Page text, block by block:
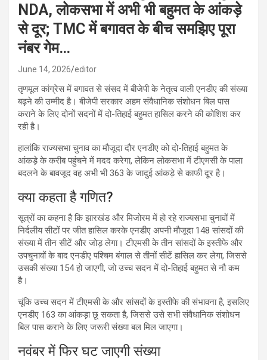
NDA, लोकसभा में अभी भी बहुमत के आंकड़े
से दूर; TMC में बगावत के बीच समझिए पूरा
नंबर गेम…
June 14, 2026 editor
तृणमूल कांग्रेस में बगावत से संसद में बीजेपी के नेतृत्व वाली एनडीए की संख्या
बढ़ने की उम्मीद है। बीजेपी सरकार अहम संवैधानिक संशोधन बिल पास
कराने के लिए दोनों सदनों में दो-तिहाई बहुमत हासिल करने की कोशिश कर
रही है।
हालांकि राज्यसभा चुनाव का मौजूदा दौर एनडीए को दो-तिहाई बहुमत के
आंकड़े के करीब पहुंचने में मदद करेगा, लेकिन लोकसभा में टीएमसी के पाला
बदलने के बावजूद वह अभी भी 363 के जादुई आंकड़े से काफी दूर है।
क्या कहता है गणित?
सूत्रों का कहना है कि झारखंड और मिजोरम में हो रहे राज्यसभा चुनावों में
निर्दलीय सीटों पर जीत हासिल करके एनडीए अपनी मौजूदा 148 सांसदों की
संख्या में तीन सीटें और जोड़ लेगा। टीएमसी के तीन सांसदों के इस्तीफे और
उपचुनावों के बाद एनडीए पश्चिम बंगाल से तीनों सीटें हासिल कर लेगा, जिससे
उसकी संख्या 154 हो जाएगी, जो उच्च सदन में दो-तिहाई बहुमत से नौ कम
है।
चूंकि उच्च सदन में टीएमसी के और सांसदों के इस्तीफे की संभावना है, इसलिए
एनडीए 163 का आंकड़ा छू सकता है, जिससे उसे सभी संवैधानिक संशोधन
बिल पास कराने के लिए जरूरी संख्या बल मिल जाएगा।
नवंबर में फिर घट जाएगी संख्या